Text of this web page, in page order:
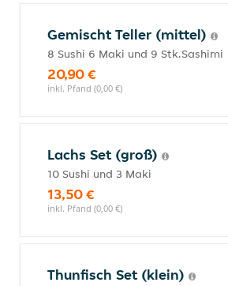
Gemischt Teller (mittel)
8 Sushi 6 Maki und 9 Stk.Sashimi
20,90 €
inkl. Pfand (0,00 €)
Lachs Set (groß)
10 Sushi und 3 Maki
13,50 €
inkl. Pfand (0,00 €)
Thunfisch Set (klein)